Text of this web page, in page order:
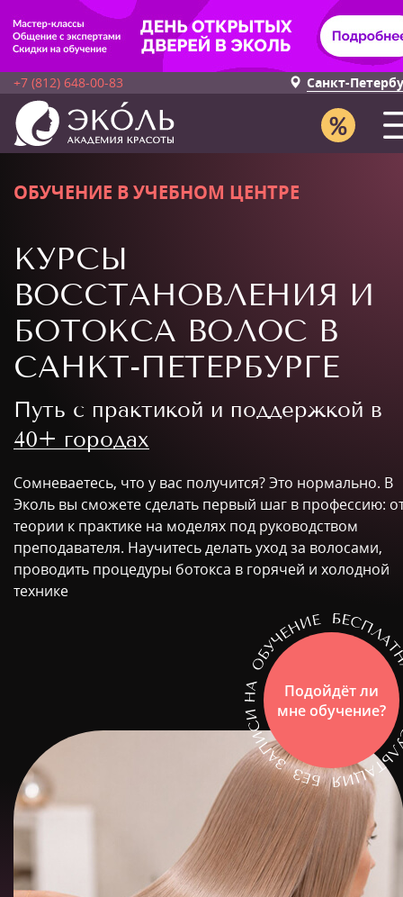
+7 (812) 648-00-83 Санкт-
ОБУЧЕНИЕ В УЧЕБНОМ ЦЕНТРЕ
КУРСЫ
ВОССТАНОВЛЕНИЯ И
БОТОКСА ВОЛОС В
САНКТ-ПЕТЕРБУРГЕ
Путь с практикой и поддержкой в
40+ городах
Сомневаетесь, что у вас получится? Это нормально. В
Эколь вы сможете сделать первый шаг в профессию:
теории к практике на моделях под руководством
преподавателя. Научитесь делать уход за волосами,
проводить процедуры ботокса в горячей и холодной
технике
Подойдёт ли
мне обучение?